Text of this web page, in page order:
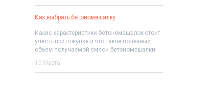
Как выбрать бетономешалку
Какие характеристики бетономешалок стоит
учесть при покупке и что такое полезный
объем получаемой смеси бетономешалки
10 Марта